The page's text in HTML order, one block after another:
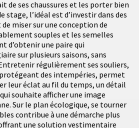
de ses chaussures et les porter bien
stage, l’idéal est d’investir dans des
miser sur une conception de
souples et les semelles
d’obtenir une paire qui
sur plusieurs saisons, sans
régulièrement ses souliers,
des intempéries, permet
leur éclat au fil du temps, un détail
souhaite afficher une image
Sur le plan écologique, se tourner
contribue à une démarche plus
une solution vestimentaire